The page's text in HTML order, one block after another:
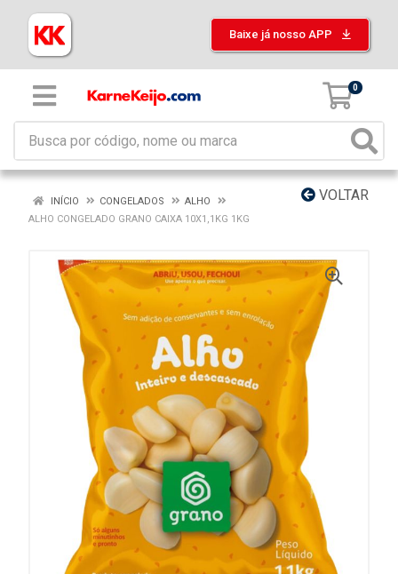
Baixe já nosso APP
0
VOLTAR
INÍCIO CONGELADOS
ALHO
ALHO CONGELADO GRANO CAIXA 10X1,1KG 1KG